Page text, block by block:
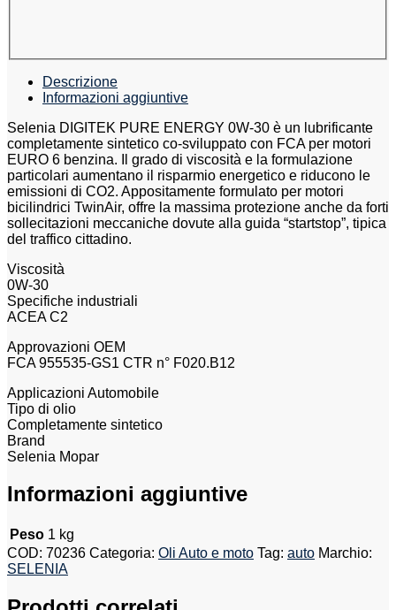
Descrizione
Informazioni aggiuntive
Selenia DIGITEK PURE ENERGY 0W-30 è un lubrificante
completamente sintetico co-sviluppato con FCA per motori
EURO 6 benzina. Il grado di viscosità e la formulazione
particolari aumentano il risparmio energetico e riducono le
emissioni di CO2. Appositamente formulato per motori
bicilindrici TwinAir, offre la massima protezione anche da forti
sollecitazioni meccaniche dovute alla guida “startstop”, tipica
del traffico cittadino.
Viscosità
0W-30
Specifiche industriali
ACEA C2
Approvazioni OEM
FCA 955535-GS1 CTR n° F020.B12
Applicazioni Automobile
Tipo di olio
Completamente sintetico
Brand
Selenia Mopar
Informazioni aggiuntive
Peso 1 kg
COD: 70236 Categoria: Oli Auto e moto Tag: auto Marchio:
SELENIA